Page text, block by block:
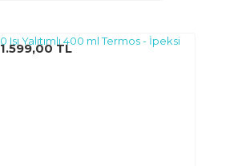
1.599,00 TL